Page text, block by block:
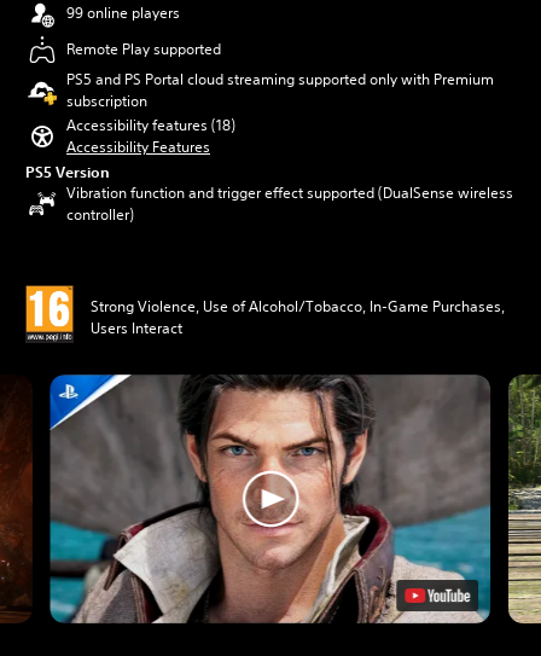
99 online players
Remote Play supported
PS5 and PS Portal cloud streaming supported only with Premium
subscription
Accessibility features (18)
Accessibility Features
PS5 Version
Vibration function and trigger effect supported (DualSense wireless
controller)
Strong Violence, Use of Alcohol/Tobacco, In-Game Purchases,
Users Interact